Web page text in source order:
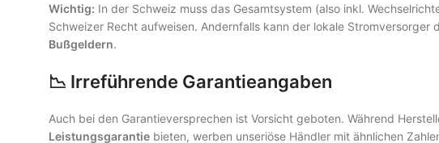
Wichtig: In der Schweiz muss das Gesamtsystem (also inkl.
Schweizer Recht aufweisen. Andernfalls kann der lokale Stromversorger
Bußgeldern.
📉 Irreführende Garantieangaben
Auch bei den Garantieversprechen ist Vorsicht geboten. Während
Leistungsgarantie bieten, werben unseriöse Händler mit ähnlichen